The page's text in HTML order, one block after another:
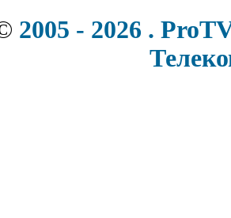
2005 - 2026 .